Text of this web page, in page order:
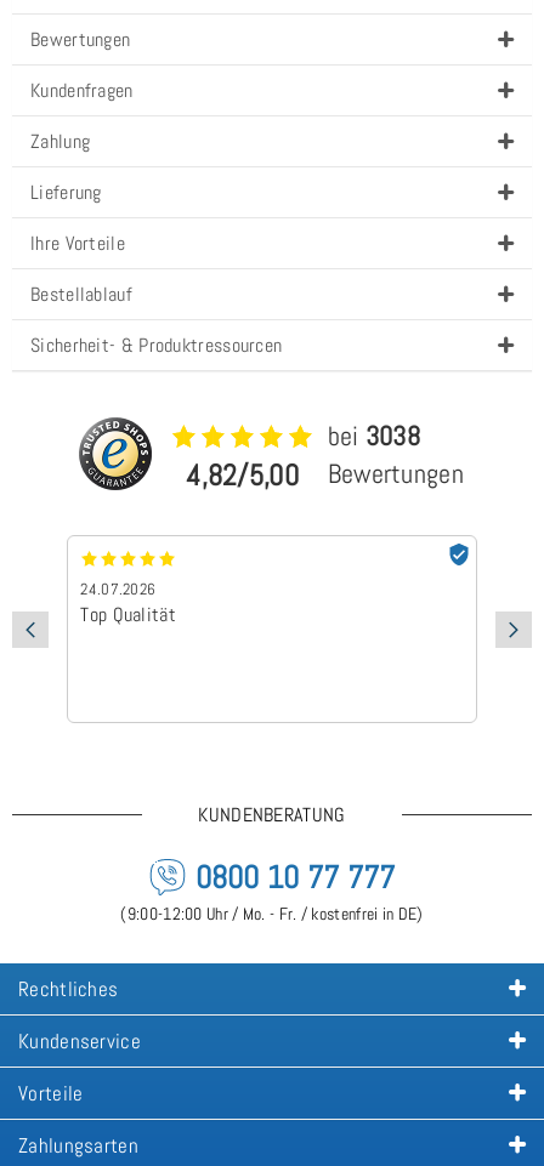
Bewertungen
Kundenfragen
Zahlung
Lieferung
Ihre Vorteile
Bestellablauf
Sicherheit- & Produktressourcen
4,82/5,00
bei 3038
Bewertungen
24.07.2026
Top Qualität
KUNDENBERATUNG
0800 10 77 777
(9:00-12:00 Uhr / Mo. - Fr. / kostenfrei in DE)
Rechtliches
Kundenservice
Vorteile
Zahlungsarten